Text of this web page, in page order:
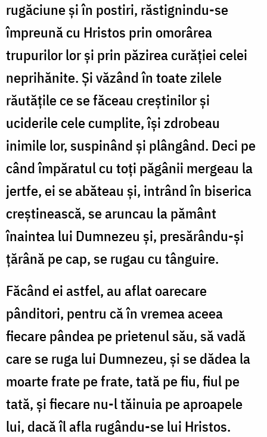
rugăciune și în postiri, răstignindu-se
împreună cu Hristos prin omorârea
trupurilor lor și prin păzirea curăției celei
neprihănite. Și văzând în toate zilele
răutățile ce se făceau creștinilor și
uciderile cele cumplite, își zdrobeau
inimile lor, suspinând și plângând. Deci pe
când împăratul cu toți păgânii mergeau la
jertfe, ei se abăteau și, intrând în biserica
creștinească, se aruncau la pământ
înaintea lui Dumnezeu și, presărându-și
țărână pe cap, se rugau cu tânguire.
Făcând ei astfel, au aflat oarecare
pânditori, pentru că în vremea aceea
fiecare pândea pe prietenul său, să vadă
care se ruga lui Dumnezeu, și se dădea la
moarte frate pe frate, tată pe fiu, fiul pe
tată, și fiecare nu-l tăinuia pe aproapele
lui, dacă îl afla rugându-se lui Hristos.